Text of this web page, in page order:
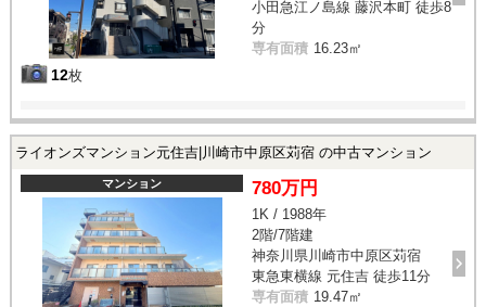
12枚
小田急江ノ島線 藤沢本町 徒歩8
分
専有面積 16.23㎡
ライオンズマンション元住吉|川崎市中原区苅宿 の中古マンション
マンション 780万円
1K / 1988年
2階/7階建
神奈川県川崎市中原区苅宿
東急東横線 元住吉 徒歩11分
専有面積 19.47㎡